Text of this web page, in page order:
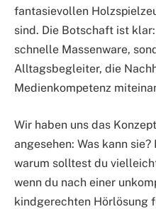
fantasievollen
sind. Die Botschaft ist
schnelle Massenware,
Alltagsbegleiter, die
Medienkompetenz
Wir haben uns das
angesehen: Was kann
warum solltest du
wenn du nach einer
kindgerechten Hörlösung